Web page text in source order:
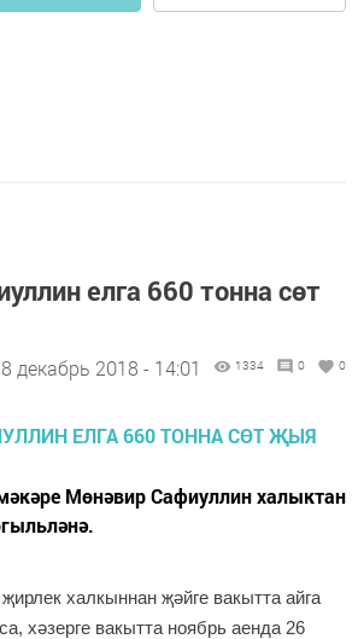
елга 660 тонна сөт
декабрь 2018 - 14:01 1334 0 0
Мөнәвир Сафиуллин халыктан
халкыннан җәйге вакытта айга
хәзерге вакытта ноябрь аенда 26